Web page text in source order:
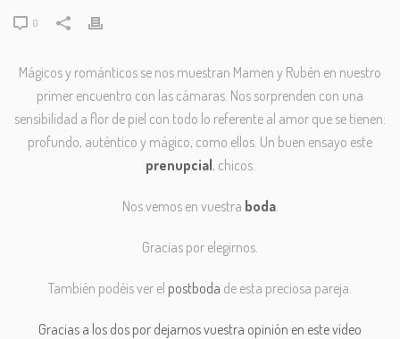
0
Mágicos y románticos se nos muestran Mamen y Rubén en nuestro
primer encuentro con las cámaras. Nos sorprenden con una
sensibilidad a flor de piel con todo lo referente al amor que se tienen:
profundo, auténtico y mágico, como ellos. Un buen ensayo este
prenupcial, chicos.
Nos vemos en vuestra boda.
Gracias por elegirnos.
También podéis ver el postboda de esta preciosa pareja.
Gracias a los dos por dejarnos vuestra opinión en este vídeo